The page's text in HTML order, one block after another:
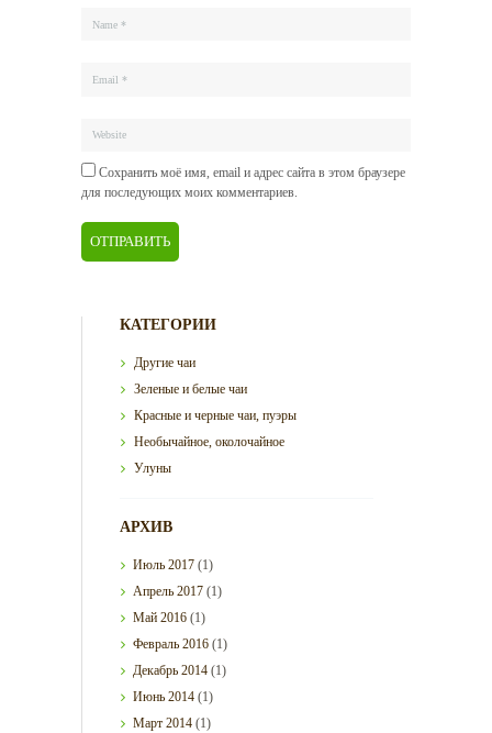
Сохранить моё имя, email и адрес сайта в этом браузере
для последующих моих комментариев.
КАТЕГОРИИ
Другие чаи
Зеленые и белые чаи
Красные и черные чаи, пуэры
Необычайное, околочайное
Улуны
АРХИВ
Июль2017 (1)
Апрель2017 (1)
Май2016 (1)
Февраль2016 (1)
Декабрь2014 (1)
Июнь2014 (1)
Март2014 (1)